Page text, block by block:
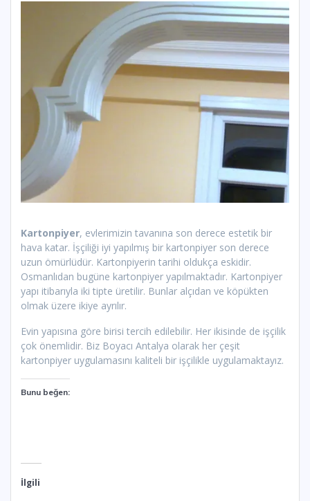
Kartonpiyer, evlerimizin tavanına son derece estetik bir
hava katar. İşçiliği iyi yapılmış bir kartonpiyer son derece
uzun ömürlüdür. Kartonpiyerin tarihi oldukça eskidir.
Osmanlıdan bugüne kartonpiyer yapılmaktadır. Kartonpiyer
yapı itibarıyla iki tipte üretilir. Bunlar alçıdan ve köpükten
olmak üzere ikiye ayrılır.
Evin yapısına göre birisi tercih edilebilir. Her ikisinde de işçilik
çok önemlidir. Biz Boyacı Antalya olarak her çeşit
kartonpiyer uygulamasını kaliteli bir işçilikle uygulamaktayız.
Bunu beğen:
İlgili